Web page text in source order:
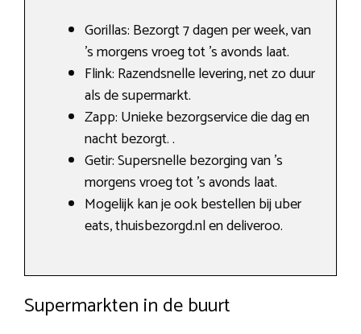
Gorillas: Bezorgt 7 dagen per week, van
’s morgens vroeg tot ’s avonds laat.
Flink: Razendsnelle levering, net zo duur
als de supermarkt.
Zapp: Unieke bezorgservice die dag en
nacht bezorgt. .
Getir: Supersnelle bezorging van ’s
morgens vroeg tot ’s avonds laat.
Mogelijk kan je ook bestellen bij uber
eats, thuisbezorgd.nl en deliveroo.
Supermarkten in de buurt